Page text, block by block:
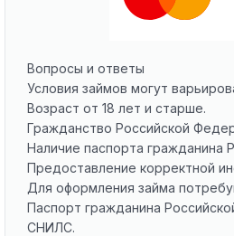
Вопросы и ответы
Условия займов могут
Возраст от 18 лет и старше.
Гражданство Российской
Наличие паспорта гражданина
Предоставление корректной
Для оформления займа
Паспорт гражданина
СНИЛС.